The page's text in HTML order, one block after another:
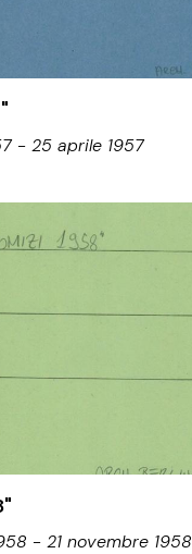
- 25 aprile 1957
- 21 novembre 1958